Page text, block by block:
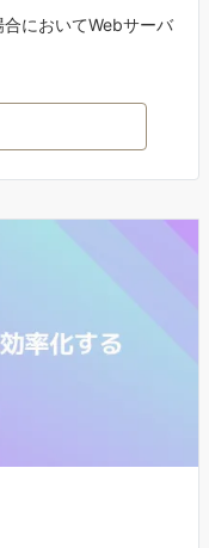
においてWebサーバ